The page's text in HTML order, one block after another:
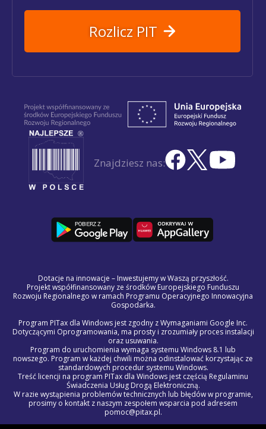
Rozlicz PIT
Znajdziesz nas:
Dotacje na innowacje – Inwestujemy w Waszą przyszłość.
Projekt współfinansowany ze środków Europejskiego Funduszu
Rozwoju Regionalnego w ramach Programu Operacyjnego Innowacyjna
Gospodarka.
Program PITax dla Windows jest zgodny z Wymaganiami Google Inc.
Dotyczącymi Oprogramowania, ma prosty i zrozumiały proces instalacji
oraz usuwania.
Program do uruchomienia wymaga systemu Windows 8.1 lub
nowszego. Program w każdej chwili można odinstalować korzystając ze
standardowych procedur systemu Windows.
Treść licencji na program PITax dla Windows jest częścią Regulaminu
Świadczenia Usług Drogą Elektroniczną.
W razie wystąpienia problemów technicznych lub błędów w programie,
prosimy o kontakt z naszym zespołem wsparcia pod adresem
pomoc@pitax.pl.